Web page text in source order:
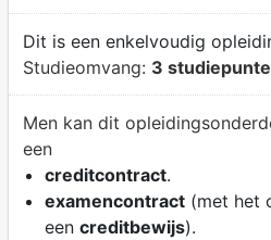
Dit is een enkelvoudig
Studieomvang: 3
Men kan dit
een
creditcontract.
examencontract(met het
een creditbewijs).